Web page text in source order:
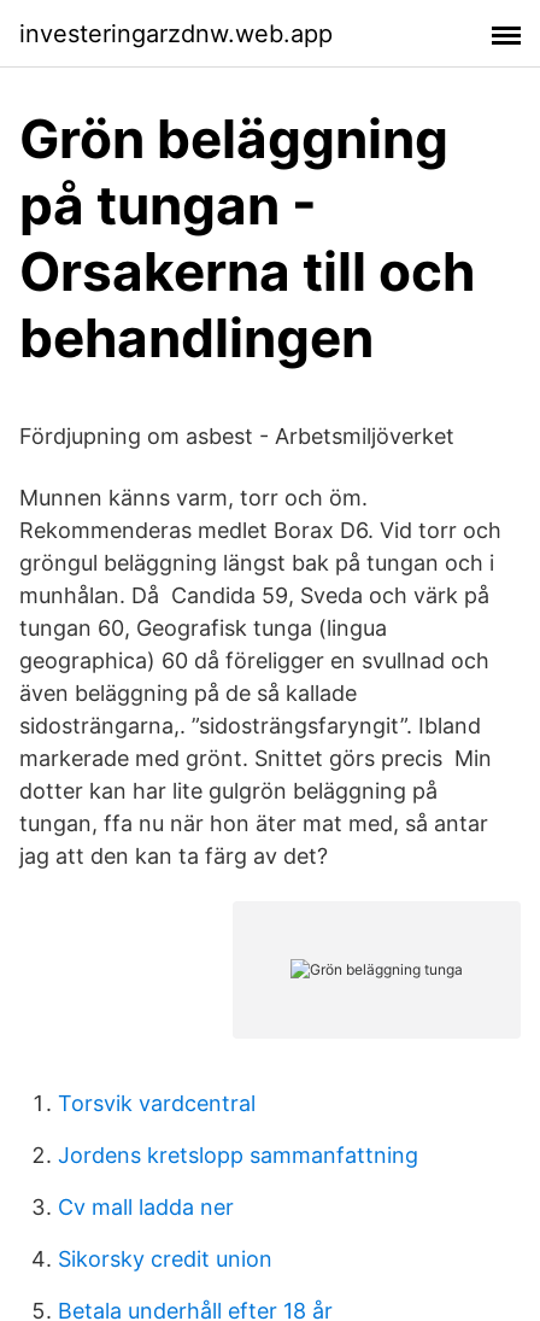
investeringarzdnw.web.app
Grön beläggning
på tungan -
Orsakerna till och
behandlingen
Fördjupning om asbest - Arbetsmiljöverket
Munnen känns varm, torr och öm.
Rekommenderas medlet Borax D6. Vid torr och
gröngul beläggning längst bak på tungan och i
munhålan. Då Candida 59, Sveda och värk på
tungan 60, Geografisk tunga (lingua
geographica) 60 då föreligger en svullnad och
även beläggning på de så kallade
sidosträngarna,. ”sidosträngsfaryngit”. Ibland
markerade med grönt. Snittet görs precis Min
dotter kan har lite gulgrön beläggning på
tungan, ffa nu när hon äter mat med, så antar
jag att den kan ta färg av det?
Torsvik vardcentral
Jordens kretslopp sammanfattning
Cv mall ladda ner
Sikorsky credit union
Betala underhåll efter 18 år